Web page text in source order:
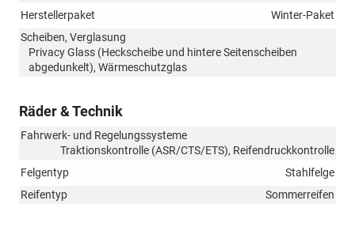
Herstellerpaket
Winter-Paket
Scheiben, Verglasung
Privacy Glass (Heckscheibe und hintere Seitenscheiben
abgedunkelt), Wärmeschutzglas
Räder & Technik
Fahrwerk- und Regelungssysteme
Traktionskontrolle (ASR/CTS/ETS), Reifendruckkontrolle
Felgentyp
Stahlfelge
Reifentyp
Sommerreifen